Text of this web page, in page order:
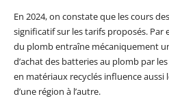
En 2024, on constate que les cours
significatif sur les tarifs proposés. Par
du plomb entraîne mécaniquement
d’achat des batteries au plomb par
en matériaux recyclés influence
d’une région à l’autre.